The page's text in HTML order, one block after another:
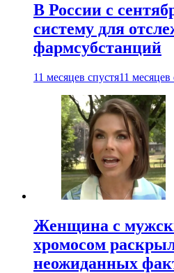
В России с
систему для
фармсубстанций
11 месяцев спустя11 месяцев
Женщина с
хромосом
неожиданных